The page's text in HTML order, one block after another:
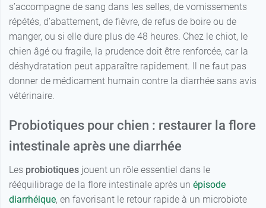
s’accompagne de sang dans les selles, de vomissements
répétés, d’abattement, de fièvre, de refus de boire ou de
manger, ou si elle dure plus de 48 heures. Chez le chiot, le
chien âgé ou fragile, la prudence doit être renforcée, car la
déshydratation peut apparaître rapidement. Il ne faut pas
donner de médicament humain contre la diarrhée sans avis
vétérinaire.
Probiotiques pour chien : restaurer la flore
intestinale après une diarrhée
Les probiotiques jouent un rôle essentiel dans le
rééquilibrage de la flore intestinale après un épisode
diarrhéique, en favorisant le retour rapide à un microbiote